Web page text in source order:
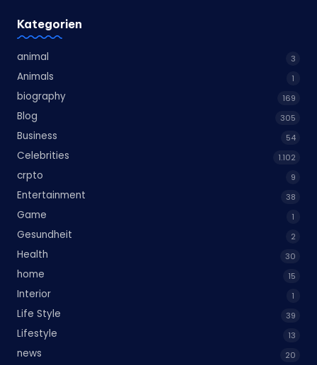
Kategorien
animal 3
Animals 1
biography 169
Blog 305
Business 54
Celebrities 1.102
crpto 9
Entertainment 38
Game 1
Gesundheit 2
Health 30
home 15
Interior 1
Life Style 39
Lifestyle 13
news 20